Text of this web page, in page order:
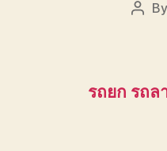
Post
By
รถยก รถล